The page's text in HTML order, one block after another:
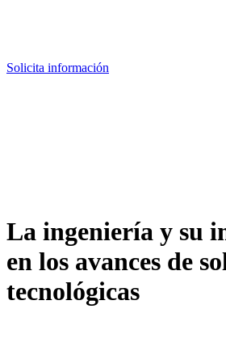
Solicita información
La ingeniería y su
en los avances de
tecnológicas